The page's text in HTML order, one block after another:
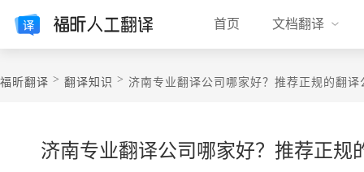
首页 文档翻译
福昕翻译 > 翻译知识 > 济南专业翻译公司哪家好？推荐正规的翻译
济南专业翻译公司哪家好？推荐正规